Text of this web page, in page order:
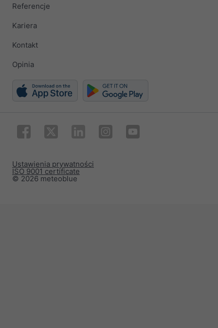
Referencje
Kariera
Kontakt
Opinia
© 2026 meteoblue
ISO 9001 certificate
Ustawienia prywatności